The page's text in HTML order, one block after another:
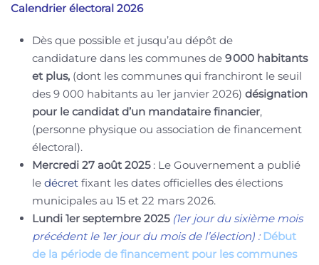
Calendrier électoral 2026
Dès que possible et jusqu’au dépôt de
candidature dans les communes de 9000 habitants
et plus, (dont les communes qui franchiront le seuil
des 9 000 habitants au 1er janvier 2026) désignation
pour le candidat d’un mandataire financier,
(personne physique ou association de financement
électoral).
Mercredi 27 août 2025: Le Gouvernement a publié
le décret fixant les dates officielles des élections
municipales au 15 et 22 mars 2026.
Lundi 1er septembre 2025 (1er jour du sixième mois
précédent le 1er jour du mois de l’élection) : Début
de la période de financement pour les communes